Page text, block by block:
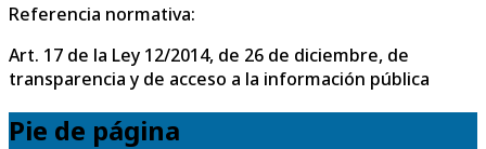
Referencia normativa:
Art. 17 de la Ley 12/2014, de 26 de diciembre, de
transparencia y de acceso a la información pública
Pie de página